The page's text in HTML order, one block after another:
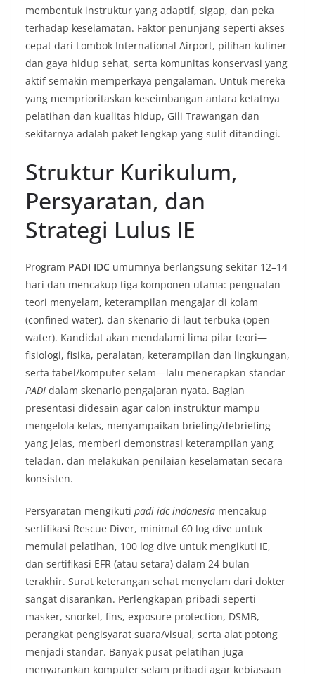
membentuk instruktur yang adaptif, sigap, dan peka
terhadap keselamatan. Faktor penunjang seperti akses
cepat dari Lombok International Airport, pilihan kuliner
dan gaya hidup sehat, serta komunitas konservasi yang
aktif semakin memperkaya pengalaman. Untuk mereka
yang memprioritaskan keseimbangan antara ketatnya
pelatihan dan kualitas hidup, Gili Trawangan dan
sekitarnya adalah paket lengkap yang sulit ditandingi.
Struktur Kurikulum,
Persyaratan, dan
Strategi Lulus IE
Program PADI IDC umumnya berlangsung sekitar 12–14
hari dan mencakup tiga komponen utama: penguatan
teori menyelam, keterampilan mengajar di kolam
(confined water), dan skenario di laut terbuka (open
water). Kandidat akan mendalami lima pilar teori—
fisiologi, fisika, peralatan, keterampilan dan lingkungan,
serta tabel/komputer selam—lalu menerapkan standar
PADI dalam skenario pengajaran nyata. Bagian
presentasi didesain agar calon instruktur mampu
mengelola kelas, menyampaikan briefing/debriefing
yang jelas, memberi demonstrasi keterampilan yang
teladan, dan melakukan penilaian keselamatan secara
konsisten.
Persyaratan mengikuti padi idc indonesia mencakup
sertifikasi Rescue Diver, minimal 60 log dive untuk
memulai pelatihan, 100 log dive untuk mengikuti IE,
dan sertifikasi EFR (atau setara) dalam 24 bulan
terakhir. Surat keterangan sehat menyelam dari dokter
sangat disarankan. Perlengkapan pribadi seperti
masker, snorkel, fins, exposure protection, DSMB,
perangkat pengisyarat suara/visual, serta alat potong
menjadi standar. Banyak pusat pelatihan juga
menyarankan komputer selam pribadi agar kebiasaan